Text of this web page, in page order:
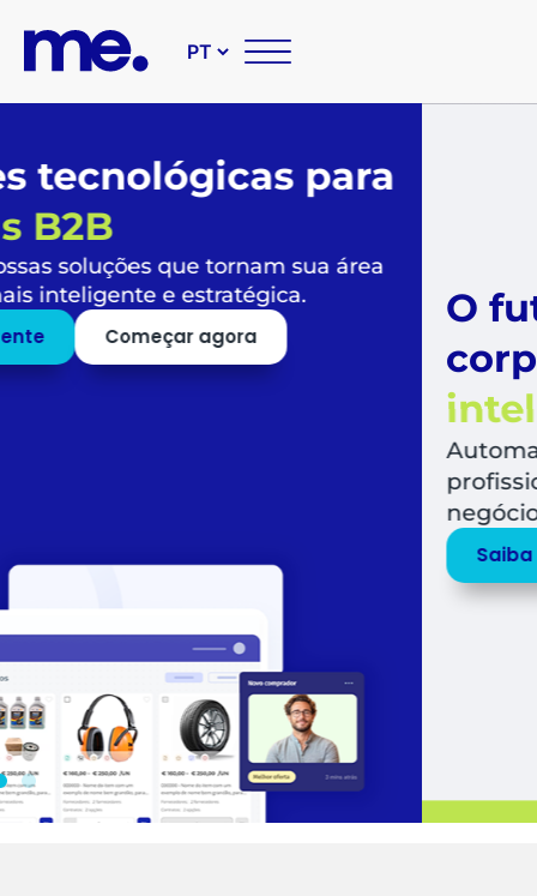
O futuro das suas
corporativas é
simples,
inteligente e sustentável
Automatize todo o fluxo de compras,
profissionais para o que mais agrega valor